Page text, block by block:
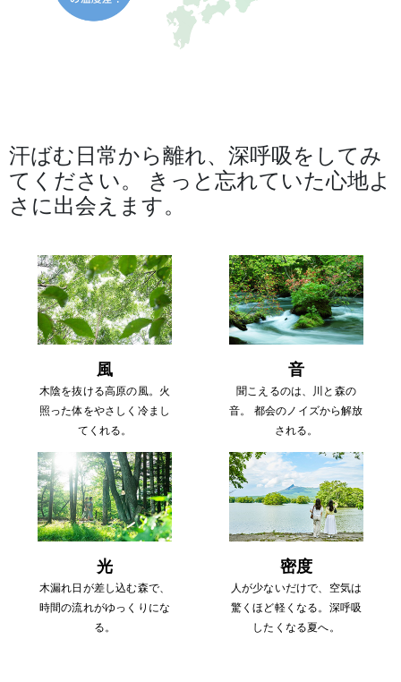
汗ばむ日常から離れ、深呼吸をしてみ
てください。
きっと忘れていた心地よ
さに出会えます。
風
木陰を抜ける高原の風。火
照った体をやさしく冷まし
てくれる。
音
聞こえるのは、川と森の
音。
都会のノイズから解放
される。
光
木漏れ日が差し込む森で、
時間の流れがゆっくりにな
る。
密度
人が少ないだけで、空気は
驚くほど軽くなる。深呼吸
したくなる夏へ。